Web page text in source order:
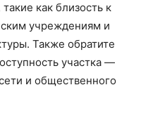
как близость к
учреждениям и
Также обратите
участка —
и общественного